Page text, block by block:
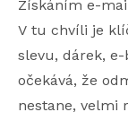
Získáním e-
V tu chvíli je
slevu, dárek,
očekává, že
nestane, velmi